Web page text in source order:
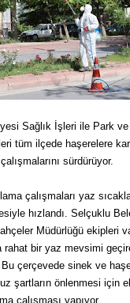
Sağlık İşleri ile Park
tüm ilçede haşerelere
sürdürüyor.
çalışmaları yaz
hızlandı. Selçuklu
Müdürlüğü ekipleri
rahat bir yaz mevsimi
Bu çerçevede sinek ve
şartların önlenmesi için
çalışması yapıyor.